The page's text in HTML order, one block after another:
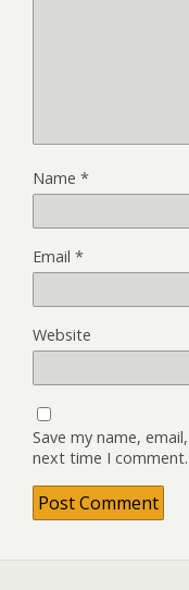
Name *
Email *
Website
Save my name,
next time I comment.